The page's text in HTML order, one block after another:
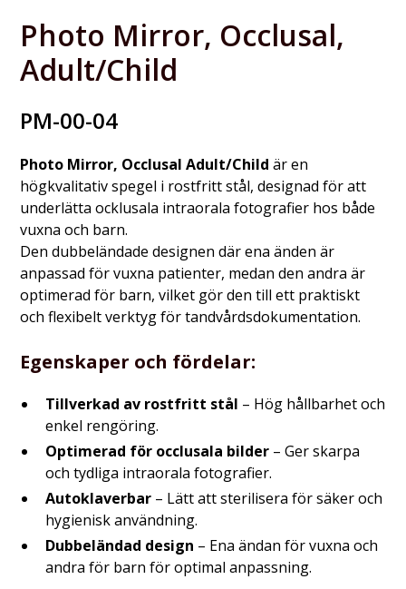
Photo Mirror, Occlusal,
Adult/Child
PM-00-04
Photo Mirror, Occlusal Adult/Child är en
högkvalitativ spegel i rostfritt stål, designad för att
underlätta ocklusala intraorala fotografier hos både
vuxna och barn.
Den dubbeländade designen där ena änden är
anpassad för vuxna patienter, medan den andra är
optimerad för barn, vilket gör den till ett praktiskt
och flexibelt verktyg för tandvårdsdokumentation.
Egenskaper och fördelar:
Tillverkad av rostfritt stål – Hög hållbarhet och
enkel rengöring.
Optimerad för occlusala bilder – Ger skarpa
och tydliga intraorala fotografier.
Autoklaverbar – Lätt att sterilisera för säker och
hygienisk användning.
Dubbeländad design – Ena ändan för vuxna och
andra för barn för optimal anpassning.